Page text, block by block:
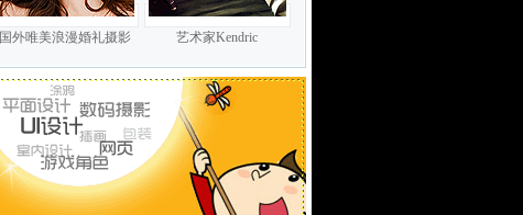
国外唯美浪漫婚礼摄影 艺术家Kendric